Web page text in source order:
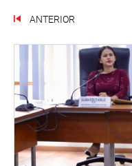
ANTERIOR